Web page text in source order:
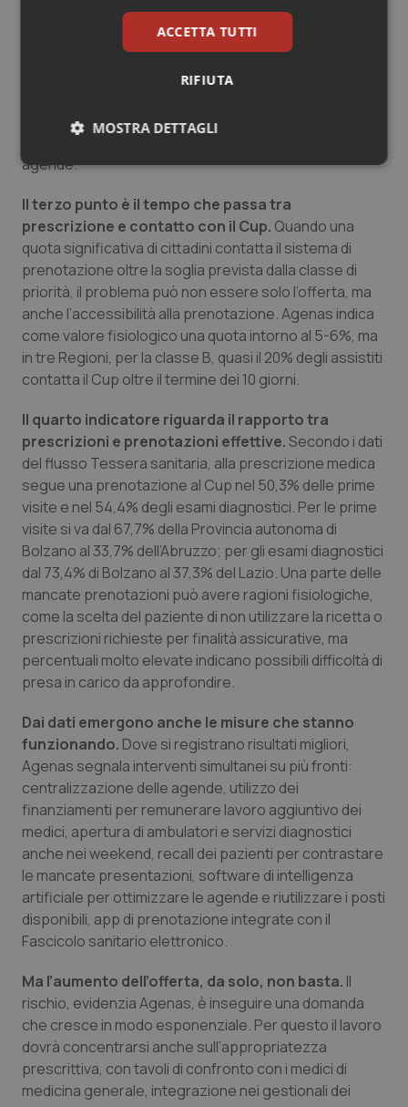
l’appuntamento effettivamente accettato va oltre i
tempi massimi, pur a fronte di una prima disponibilità
proposta entro soglia. Il paziente può naturalmente
rifiutare la data per ragioni personali, per scegliere una
percentuali molto alte di appuntamenti accettati oltre
agende.
Il terzo punto è il tempo che passa tra
prescrizione e contatto con il Cup. Quando una
quota significativa di cittadini contatta il sistema di
prenotazione oltre la soglia prevista dalla classe di
priorità, il problema può non essere solo l’offerta, ma
anche l’accessibilità alla prenotazione. Agenas indica
come valore fisiologico una quota intorno al 5-6%, ma
in tre Regioni, per la classe B, quasi il 20% degli assistiti
contatta il Cup oltre il termine dei 10 giorni.
Il quarto indicatore riguarda il rapporto tra
prescrizioni e prenotazioni effettive.Secondo i dati
del flusso Tessera sanitaria, alla prescrizione medica
segue una prenotazione al Cup nel 50,3% delle prime
visite e nel 54,4% degli esami diagnostici. Per le prime
visite si va dal 67,7% della Provincia autonoma di
Bolzano al 33,7% dell’Abruzzo; per gli esami diagnostici
dal 73,4% di Bolzano al 37,3% del Lazio. Una parte delle
mancate prenotazioni può avere ragioni fisiologiche,
come la scelta del paziente di non utilizzare la ricetta o
prescrizioni richieste per finalità assicurative, ma
percentuali molto elevate indicano possibili difficoltà di
presa in carico da approfondire.
Dai dati emergono anche le misure che stanno
funzionando. Dove si registrano risultati migliori,
Agenas segnala interventi simultanei su più fronti:
centralizzazione delle agende, utilizzo dei
finanziamenti per remunerare lavoro aggiuntivo dei
medici, apertura di ambulatori e servizi diagnostici
anche nei weekend, recall dei pazienti per contrastare
le mancate presentazioni, software di intelligenza
artificiale per ottimizzare le agende e riutilizzare i posti
disponibili, app di prenotazione integrate con il
Fascicolo sanitario elettronico.
Ma l’aumento dell’offerta, da solo, non basta. Il
rischio, evidenzia Agenas, è inseguire una domanda
che cresce in modo esponenziale. Per questo il lavoro
dovrà concentrarsi anche sull’appropriatezza
prescrittiva, con tavoli di confronto con i medici di
medicina generale, integrazione nei gestionali dei
ACCETTA TUTTI
RIFIUTA
MOSTRA DETTAGLI
Necessari Statistici Marketing
Necessari Statistici Marketing
I cookie necessari contribuiscono a rendere fruibile il
sito web abilitandone funzionalità di base quali la
navigazione sulle pagine e l'accesso alle aree
protette del sito. Il sito web non è in grado di
funzionare correttamente senza questi cookie.
Nome
Fornitore/Dominio
VISITOR_PRIVACY_METADATA
YouTube
.youtube.com
5
CookieScriptConsent
CookieScript
www.quotidianosanita.it
tracking-enable
tracking-sites-ironfish-
session-id
www.quotidianosanita.it